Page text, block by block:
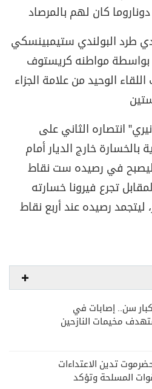
كان لهم بالمرصاد
طرد البولندي ستيمبينسكي
بواسطة مواطنه كريستوف
الوحيد من علامة الجزاء
انتصاره الثاني على
بالخسارة خارج الديار أمام
في رصيده ست نقاط
تجرع فيرونا خسارته
ليتجمد رصيده عند أربع نقاط
سن.. إصابات في
مخيمات النازحين
بحضرموت تدين الاعتداءات
المسلحة وتؤكد